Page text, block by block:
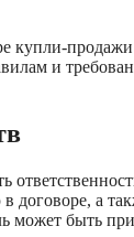
купли-
и
договоре, а
может быть